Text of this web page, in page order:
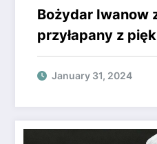
Bożydar Iwanow
przyłapany z
To ukochana
Polsatu
January 31, 2024